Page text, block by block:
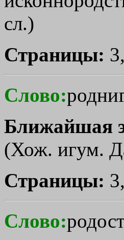
сл.)
Страницы: 3,
Слово:
Ближайшая
(Хож. игум.
Страницы: 3,
Слово: